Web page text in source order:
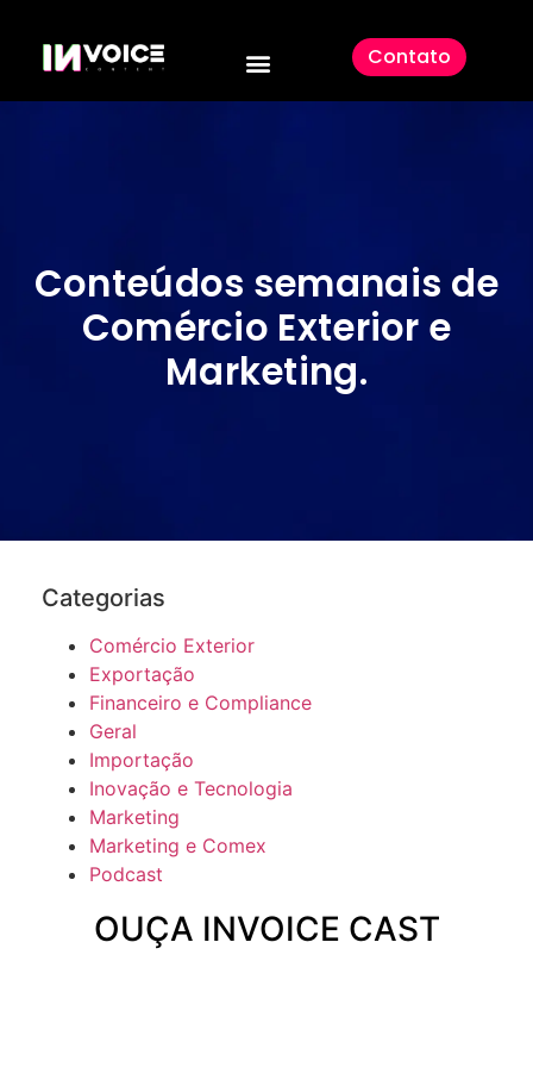
Contato
Conteúdos semanais de
Comércio Exterior e
Marketing.
Categorias
Comércio Exterior
Exportação
Financeiro e Compliance
Geral
Importação
Inovação e Tecnologia
Marketing
Marketing e Comex
Podcast
OUÇA INVOICE CAST